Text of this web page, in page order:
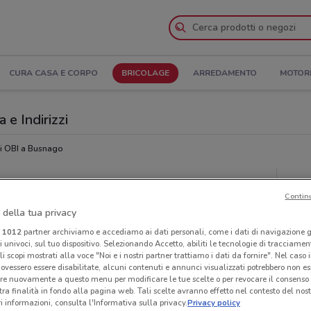
CURA CASA E CORPO BRICOLAGE ARREDAMENTO MOTORI
e Indirizzi
OBI a Busnago
della tua privacy
1012partner archiviamo e accediamo ai dati personali, come i dati di navigazione
sul tuo dispositivo. Selezionando Accetto, abiliti le tecnologie di
scopi mostrati alla voce "Noi e i nostri partner trattiamo i dati da fornire". Nel caso
essere disabilitate, alcuni contenuti e annunci visualizzati potrebbero non
nuovamente a questo menu per modificare le tue scelte o per revocare il
finalità in fondo alla pagina web. Tali scelte avranno effetto nel contesto del
informazioni, consulta l'Informativa sulla privacy.Privacy policy